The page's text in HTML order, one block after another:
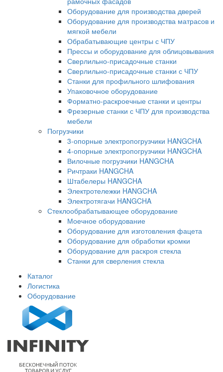
Оборудование для производства дверей
Оборудование для производства матрасов и
мягкой мебели
Обрабатывающие центры с ЧПУ
Прессы и оборудование для облицовывания
Сверлильно-присадочные станки
Сверлильно-присадочные станки с ЧПУ
Станки для профильного шлифования
Упаковочное оборудование
Форматно-раскроечные станки и центры
Фрезерные станки с ЧПУ для производства
мебели
Погрузчики
3-опорные электропогрузчики HANGCHA
4-опорные электропогрузчики HANGCHA
Вилочные погрузчики HANGCHA
Ричтраки HANGCHA
Штабелеры HANGCHA
Электротележки HANGCHA
Электротягачи HANGCHA
Стеклообрабатывающее оборудование
Моечное оборудование
Оборудование для изготовления фацета
Оборудование для обработки кромки
Оборудование для раскроя стекла
Станки для сверления стекла
Каталог
Логистика
Оборудование